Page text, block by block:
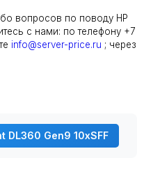
вопросов по поводу HP
с нами: по телефону +7
info@server-price.ru ; через
DL360 Gen9 10xSFF